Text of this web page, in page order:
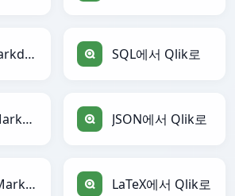
SQL에서 Markdown로 SQL에서 Qlik로
JSON에서 Markdown로 JSON에서 Qlik로
LaTeX에서 Markdown로 LaTeX에서 Qlik로